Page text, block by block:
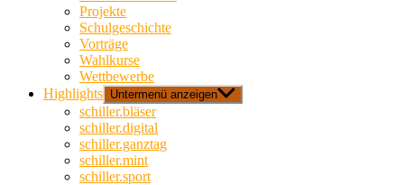
Projekte
Schulgeschichte
Vorträge
Wahlkurse
Wettbewerbe
Highlights Untermenü anzeigen
schiller.bläser
schiller.digital
schiller.ganztag
schiller.mint
schiller.sport